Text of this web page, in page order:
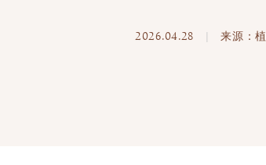
2026.04.28 | 来源：